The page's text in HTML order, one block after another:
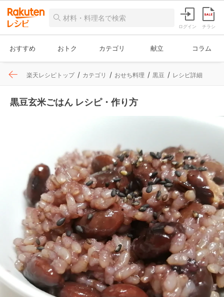
ログイン チラシ
おすすめ おトク カテゴリ 献立 コラム
楽天レシピトップ カテゴリ おせち料理 黒豆 レシピ詳細
黒豆玄米ごはん レシピ・作り方